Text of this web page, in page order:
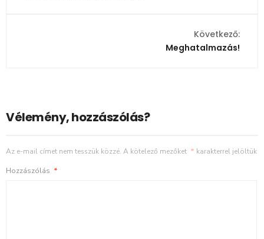
Következő:
Meghatalmazás!
Vélemény, hozzászólás?
Az e-mail címet nem tesszük közzé. A kötelező mezőket * karakterrel jelöltük
Hozzászólás *